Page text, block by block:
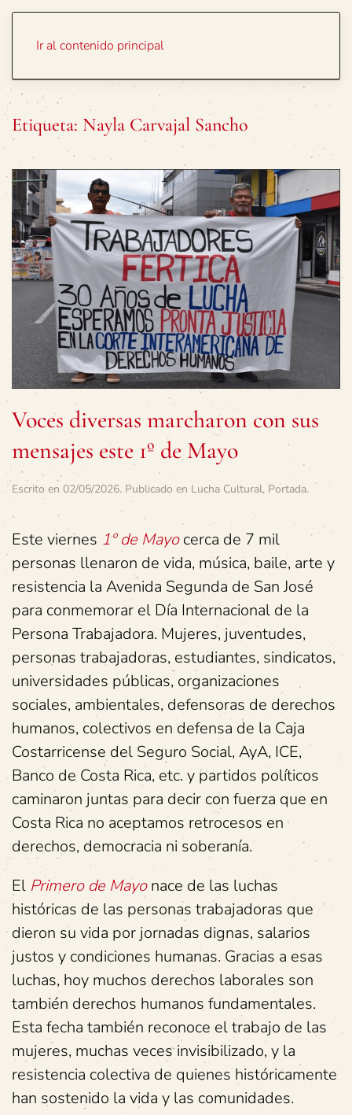
Ir al contenido principal
Etiqueta: Nayla Carvajal Sancho
Voces diversas marcharon con sus
mensajes este 1º de Mayo
Escrito en 02/05/2026. Publicado en Lucha Cultural, Portada.
Este viernes 1º de Mayocerca de 7 mil
personas llenaron de vida, música, baile, arte y
resistencia la Avenida Segunda de San José
para conmemorar el Día Internacional de la
Persona Trabajadora. Mujeres, juventudes,
personas trabajadoras, estudiantes, sindicatos,
universidades públicas, organizaciones
sociales, ambientales, defensoras de derechos
humanos, colectivos en defensa de la Caja
Costarricense del Seguro Social, AyA, ICE,
Banco de Costa Rica, etc. y partidos políticos
caminaron juntas para decir con fuerza que en
Costa Rica no aceptamos retrocesos en
derechos, democracia ni soberanía.
El Primero de Mayonace de las luchas
históricas de las personas trabajadoras que
dieron su vida por jornadas dignas, salarios
justos y condiciones humanas. Gracias a esas
luchas, hoy muchos derechos laborales son
también derechos humanos fundamentales.
Esta fecha también reconoce el trabajo de las
mujeres, muchas veces invisibilizado, y la
resistencia colectiva de quienes históricamente
han sostenido la vida y las comunidades.